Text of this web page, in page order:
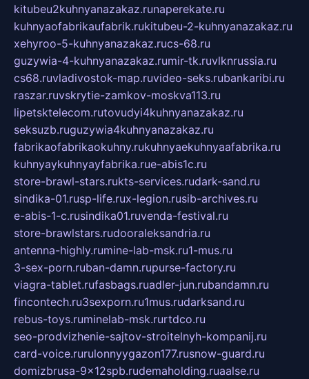
kitubeu2kuhnyanazakaz.runaperekate.ru
kuhnyaofabrikaufabrik.rukitubeu-2-kuhnyanazakaz.ru
xehyroo-5-kuhnyanazakaz.rucs-68.ru
guzywia-4-kuhnyanazakaz.rumir-tk.ruvlknrussia.ru
cs68.ruvladivostok-map.ruvideo-seks.rubankaribi.ru
raszar.ruvskrytie-zamkov-moskva113.ru
lipetsktelecom.rutovudyi4kuhnyanazakaz.ru
seksuzb.ruguzywia4kuhnyanazakaz.ru
fabrikaofabrikaokuhny.rukuhnyaekuhnyaafabrika.ru
kuhnyaykuhnyayfabrika.rue-abis1c.ru
store-brawl-stars.rukts-services.rudark-sand.ru
sindika-01.rusp-life.rux-legion.rusib-archives.ru
e-abis-1-c.rusindika01.ruvenda-festival.ru
store-brawlstars.rudooraleksandria.ru
antenna-highly.rumine-lab-msk.ru1-mus.ru
3-sex-porn.ruban-damn.rupurse-factory.ru
viagra-tablet.rufasbags.ruadler-jun.rubandamn.ru
fincontech.ru3sexporn.ru1mus.rudarksand.ru
rebus-toys.ruminelab-msk.rurtdco.ru
seo-prodvizhenie-sajtov-stroitelnyh-kompanij.ru
card-voice.rurulonnyygazon177.rusnow-guard.ru
domizbrusa-9x12spb.rudemaholding.ruaalse.ru